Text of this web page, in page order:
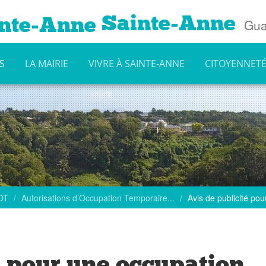
Sainte-Anne
LA MAIRIE VIVRE À SAINTE-ANNE CITOYENNETÉ
Autorisations d’Occupation Temporaire... Avis de publicité